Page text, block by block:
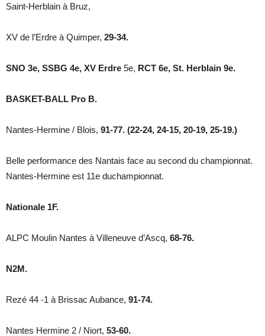
Saint-Herblain à Bruz,
XV de l’Erdre à Quimper, 29-34.
SNO 3e, SSBG 4e, XV Erdre 5e, RCT 6e, St. Herblain 9e.
BASKET-BALL Pro B.
Nantes-Hermine / Blois, 91-77. (22-24, 24-15, 20-19, 25-19.)
Belle performance des Nantais face au second du championnat.
Nantes-Hermine est 11e duchampionnat.
Nationale 1F.
ALPC Moulin Nantes à Villeneuve d’Ascq, 68-76.
N2M.
Rezé 44 -1 à Brissac Aubance, 91-74.
Nantes Hermine 2 / Niort, 53-60.